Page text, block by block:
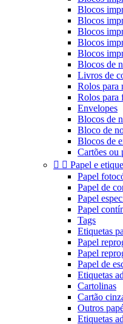
Blocos
Blocos
Blocos
Blocos
Blocos
Blocos de
Livros de
Rolos para
Rolos para
Envelopes
Blocos de
Bloco de
Blocos de
Cartões ou
  Papel e
Papel
Papel de
Papel
Papel
Tags
Etiquetas
Papel
Papel
Papel de
Etiquetas
Cartolinas
Cartão
Outros
Etiquetas